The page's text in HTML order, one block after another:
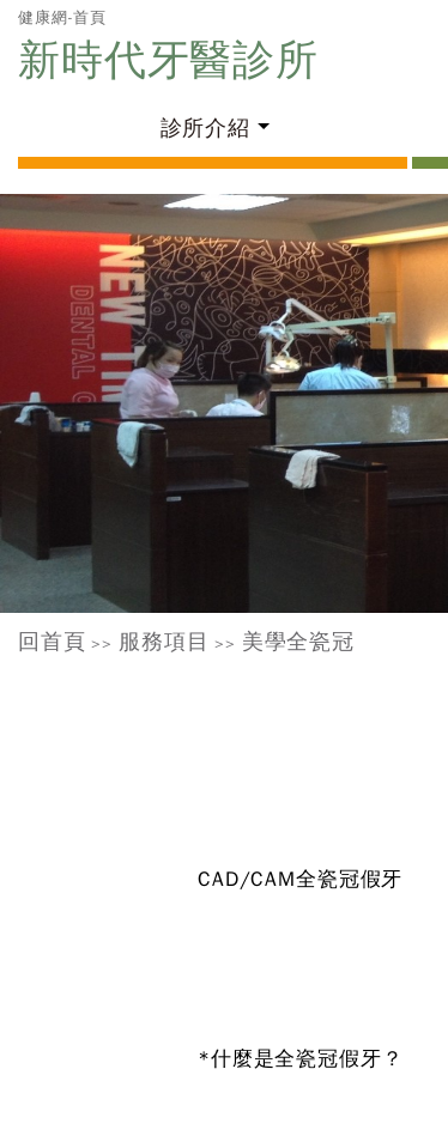
健康網-首頁
新時代牙醫診所
診所介紹
回首頁 >> 服務項目 >> 美學全瓷冠
CAD/CAM全瓷冠假牙
*什麼是全瓷冠假牙？